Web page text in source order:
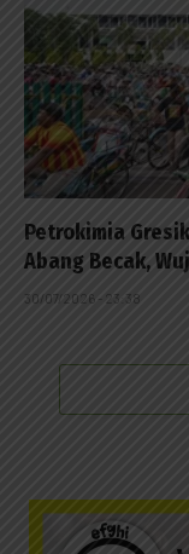
Petrokimia
Abang Becak,
30/07/2026 - 23:38